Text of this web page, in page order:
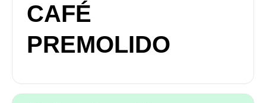
CAFÉ
PREMOLIDO